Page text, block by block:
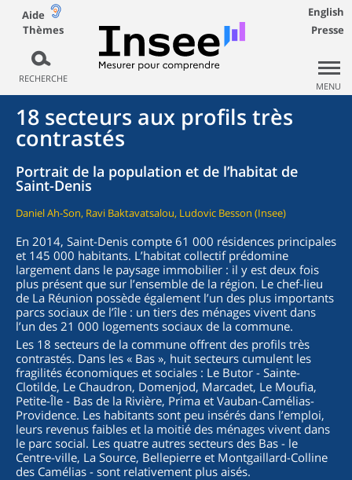
Aide
Thèmes
RECHERCHE
English
Presse
MENU
18 secteurs aux profils très
contrastés
Portrait de la population et de l’habitat de
Saint-Denis
Daniel Ah-Son, Ravi Baktavatsalou, Ludovic Besson (Insee)
En 2014, Saint-Denis compte 61 000 résidences principales
et 145 000 habitants. L’habitat collectif prédomine
largement dans le paysage immobilier : il y est deux fois
plus présent que sur l’ensemble de la région. Le chef-lieu
de La Réunion possède également l’un des plus importants
parcs sociaux de l’île : un tiers des ménages vivent dans
l’un des 21 000 logements sociaux de la commune.
Les 18 secteurs de la commune offrent des profils très
contrastés. Dans les « Bas », huit secteurs cumulent les
fragilités économiques et sociales : Le Butor - Sainte-
Clotilde, Le Chaudron, Domenjod, Marcadet, Le Moufia,
Petite-Île - Bas de la Rivière, Prima et Vauban-Camélias-
Providence. Les habitants sont peu insérés dans l’emploi,
leurs revenus faibles et la moitié des ménages vivent dans
le parc social. Les quatre autres secteurs des Bas - le
Centre-ville, La Source, Bellepierre et Montgaillard-Colline
des Camélias - sont relativement plus aisés.